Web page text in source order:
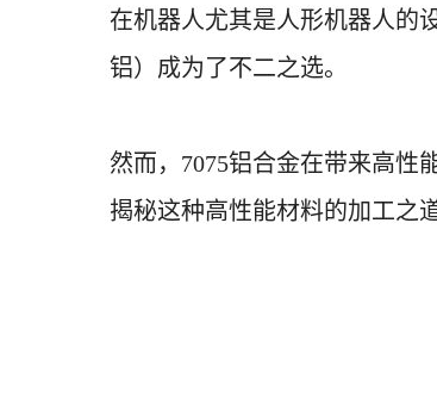
文章正文
在机器人尤其是人形机器人的
铝）成为了不二之选。
然而， 7075铝合金在带来高性
揭秘这种高性能材料的加工之道